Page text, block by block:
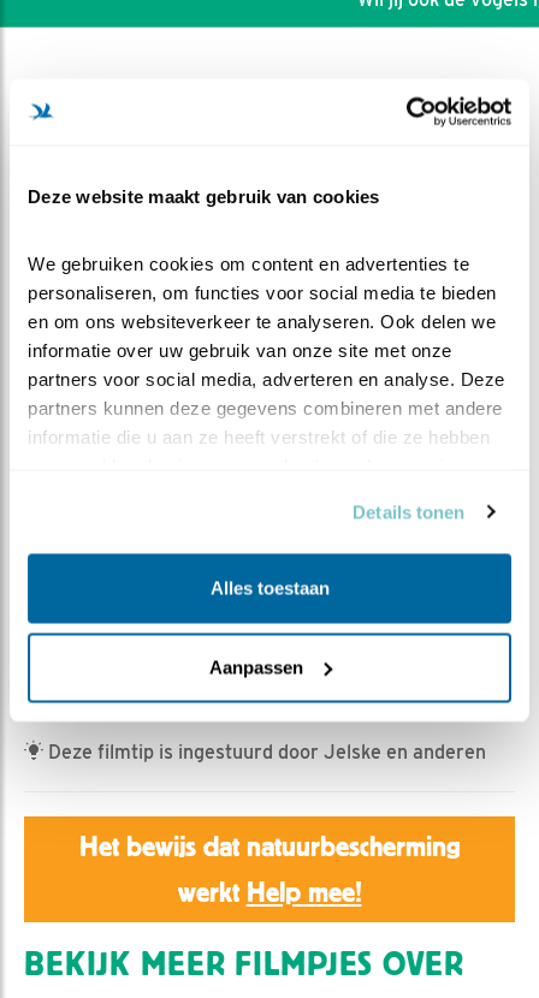
Deze website maakt gebruik van cookies
We gebruiken cookies om content en advertenties te
personaliseren, om functies voor social media te bieden
en om ons websiteverkeer te analyseren. Ook delen we
informatie over uw gebruik van onze site met onze
partners voor social media, adverteren en analyse. Deze
partners kunnen deze gegevens combineren met andere
informatie die u aan ze heeft verstrekt of die ze hebben
Details tonen
Alles toestaan
Aanpassen
DEEL DIT FILMPJE
vaardigheid: rechtop staan! Als het nu maar eens wilde
ophouden met regenen…
Deze filmtip is ingestuurd door Jelske en anderen
Het bewijs dat natuurbescherming
werkt Help mee!
BEKIJK MEER FILMPJES OVER